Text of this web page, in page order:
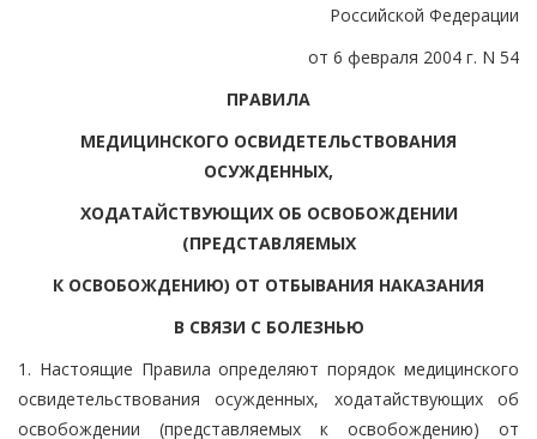
Российской Федерации
от 6 февраля 2004 г. N 54
ПРАВИЛА
МЕДИЦИНСКОГО ОСВИДЕТЕЛЬСТВОВАНИЯ
ОСУЖДЕННЫХ,
ХОДАТАЙСТВУЮЩИХ ОБ ОСВОБОЖДЕНИИ
(ПРЕДСТАВЛЯЕМЫХ
К ОСВОБОЖДЕНИЮ) ОТ ОТБЫВАНИЯ НАКАЗАНИЯ
В СВЯЗИ С БОЛЕЗНЬЮ
1. Настоящие Правила определяют порядок медицинского
освидетельствования осужденных, ходатайствующих об
освобождении (представляемых к освобождению) от